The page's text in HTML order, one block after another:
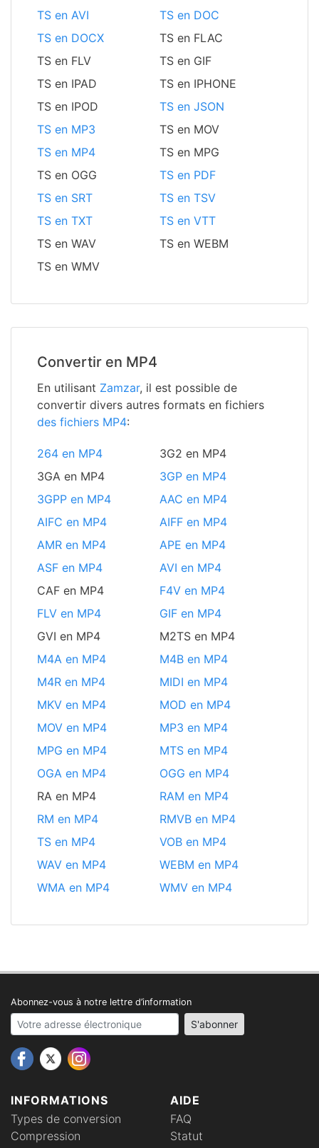
TS en AVI
TS en DOC
TS en DOCX
TS en FLAC
TS en FLV
TS en GIF
TS en IPAD
TS en IPHONE
TS en IPOD
TS en JSON
TS en MP3
TS en MOV
TS en MP4
TS en MPG
TS en OGG
TS en PDF
TS en SRT
TS en TSV
TS en TXT
TS en VTT
TS en WAV
TS en WEBM
TS en WMV
Convertir en MP4
En utilisant Zamzar, il est possible de
convertir divers autres formats en fichiers
des fichiers MP4:
264 en MP4
3G2 en MP4
3GA en MP4
3GP en MP4
3GPP en MP4
AAC en MP4
AIFC en MP4
AIFF en MP4
AMR en MP4
APE en MP4
ASF en MP4
AVI en MP4
CAF en MP4
F4V en MP4
FLV en MP4
GIF en MP4
GVI en MP4
M2TS en MP4
M4A en MP4
M4B en MP4
M4R en MP4
MIDI en MP4
MKV en MP4
MOD en MP4
MOV en MP4
MP3 en MP4
MPG en MP4
MTS en MP4
OGA en MP4
OGG en MP4
RA en MP4
RAM en MP4
RM en MP4
RMVB en MP4
TS en MP4
VOB en MP4
WAV en MP4
WEBM en MP4
WMA en MP4
WMV en MP4
INFORMATIONS
Types de conversion
Compression
AIDE
FAQ
Statut
Abonnez-vous à notre lettre d’information
Your email address S'abonner